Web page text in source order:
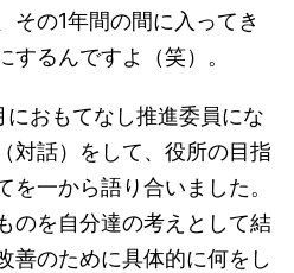
その1年間の間に入ってき
するんですよ（笑）。
おもてなし推進委員にな
対話）をして、役所の目指
一から語り合いました。
のを自分達の考えとして結
善のために具体的に何をし